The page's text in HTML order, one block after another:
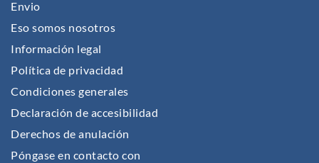
Envio
Eso somos nosotros
Información legal
Política de privacidad
Condiciones generales
Declaración de accesibilidad
Derechos de anulación
Póngase en contacto con